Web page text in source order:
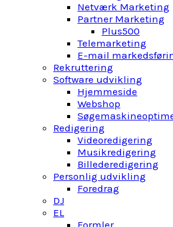
Netværk Marketing
Partner Marketing
Plus500
Telemarketing
E-mail
Rekruttering
Software udvikling
Hjemmeside
Webshop
Redigering
Videoredigering
Musikredigering
Billederedigering
Personlig udvikling
Foredrag
DJ
EL
Formler